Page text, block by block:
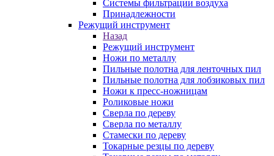
Системы фильтрации воздуха
Принадлежности
Режущий инструмент
Назад
Режущий инструмент
Ножи по металлу
Пильные полотна для ленточных пил
Пильные полотна для лобзиковых пил
Ножи к пресс-ножницам
Роликовые ножи
Сверла по дереву
Сверла по металлу
Стамески по дереву
Токарные резцы по дереву